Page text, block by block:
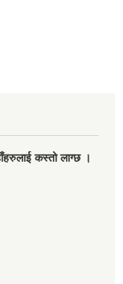
कस्तो लाग्छ ।